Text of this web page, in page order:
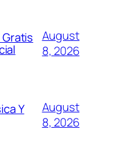
August
8, 2026
Y
August
8, 2026